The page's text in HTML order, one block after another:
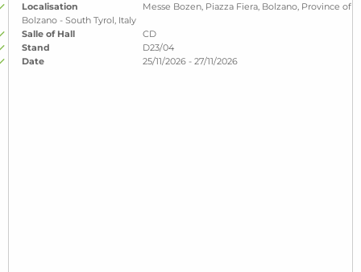
Localisation
Messe Bozen, Piazza Fiera, Bolzano, Province of
Bolzano - South Tyrol, Italy
Salle of Hall
CD
Stand
D23/04
Date
25/11/2026 - 27/11/2026